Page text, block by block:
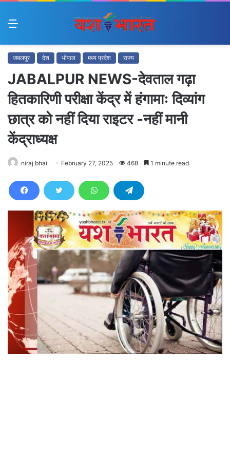
Menu
जबलपुर देश भोपाल मध्य प्रदेश राज्य
JABALPUR NEWS-देवताल गढ़ा
हितकारिणी परीक्षा केंद्र में हंगामाः दिव्यांग
छात्र को नहीं दिया राइटर -नहीं मानी
केंद्राध्यक्ष
niraj bhai February 27, 2025 468 1 minute read